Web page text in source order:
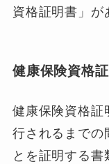
資格証明書」が
健康保険資格
健康保険資格証
行されるまでの
とを証明する書